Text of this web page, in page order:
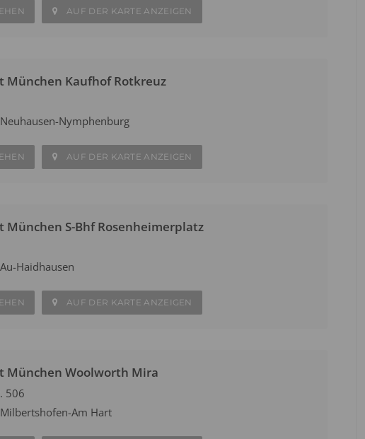
AUF DER KARTE ANZEIGEN
München Kaufhof Rotkreuz
Nymphenburg
AUF DER KARTE ANZEIGEN
München S-Bhf Rosenheimerplatz
Haidhausen
AUF DER KARTE ANZEIGEN
München Woolworth Mira
506
Am Hart